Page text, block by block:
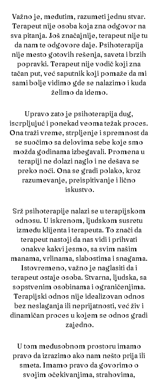
Važno je, međutim, razumeti jednu stvar.
Terapeut nije osoba koja zna odgovor na
sva pitanja. Još značajnije, terapeut nije tu
da nam te odgovore daje. Psihoterapija
nije mesto gotovih rešenja, saveta i brzih
popravki. Terapeut nije vodič koji zna
tačan put, već saputnik koji pomaže da mi
sami bolje vidimo gde se nalazimo i kuda
želimo da idemo.
Upravo zato je psihoterapija dug,
iscrpljujuć i ponekad veoma težak proces.
Ona traži vreme, strpljenje i spremnost da
se suočimo sa delovima sebe koje smo
možda godinama izbegavali. Promena u
terapiji ne dolazi naglo i ne dešava se
preko noći. Ona se gradi polako, kroz
razumevanje, preispitivanje i lično
iskustvo.
Srž psihoterapije nalazi se u terapijskom
odnosu. U iskrenom, ljudskom susretu
između klijenta i terapeuta. To znači da
terapeut nastoji da nas vidi i prihvati
onakve kakvi jesmo, sa svim našim
manama, vrlinama, slabostima i snagama.
Istovremeno, važno je naglasiti da i
terapeut ostaje osoba. Stvarna, ljudska, sa
sopstvenim osobinama i ograničenjima.
Terapijski odnos nije idealizovan odnos
bez neslaganja ili neprijatnosti, već živ i
dinamičan proces u kojem se odnos gradi
zajedno.
U tom međusobnom prostoru imamo
pravo da izrazimo ako nam nešto prija ili
smeta. Imamo pravo da govorimo o
svojim očekivanjima, strahovima,